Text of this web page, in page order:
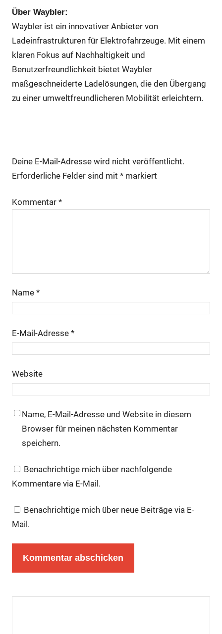
Über Waybler:
Waybler ist ein innovativer Anbieter von
Ladeinfrastrukturen für Elektrofahrzeuge. Mit einem
klaren Fokus auf Nachhaltigkeit und
Benutzerfreundlichkeit bietet Waybler
maßgeschneiderte Ladelösungen, die den Übergang
zu einer umweltfreundlicheren Mobilität erleichtern.
Deine E-Mail-Adresse wird nicht veröffentlicht.
Erforderliche Felder sind mit *markiert
Kommentar *
Name *
E-Mail-Adresse *
Website
Name, E-Mail-Adresse und Website in diesem
Browser für meinen nächsten Kommentar
speichern.
Benachrichtige mich über nachfolgende
Kommentare via E-Mail.
Benachrichtige mich über neue Beiträge via E-
Mail.